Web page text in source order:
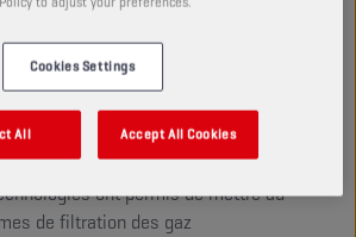
d'échappement
!
ont permis de mettre au
de filtration des gaz
Cookies Settings
All Accept All Cookies